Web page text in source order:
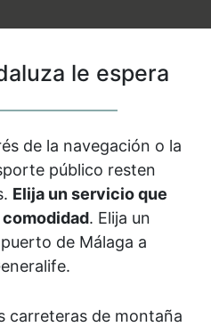
le espera
de la navegación o la
público resten
Elija un servicio que
. Elija un
de Málaga a
carreteras de montaña